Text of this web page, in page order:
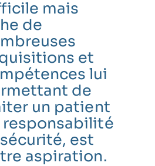
mais
de
et
lui
de
un patient
responsabilité
est
aspiration.